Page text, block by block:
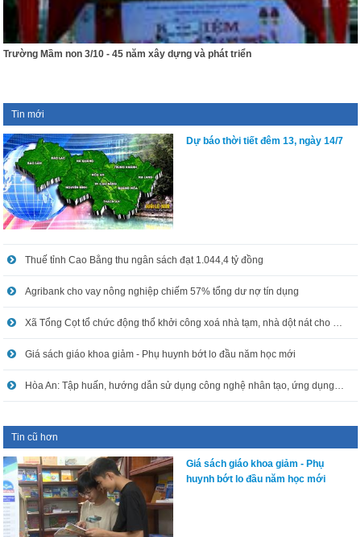
Trường Mầm non 3/10 - 45 năm xây dựng và phát triển
Tin mới
Dự báo thời tiết đêm 13, ngày 14/7
Thuế tỉnh Cao Bằng thu ngân sách đạt 1.044,4 tỷ đồng
Agribank cho vay nông nghiệp chiếm 57% tổng dư nợ tín dụng
Xã Tổng Cọt tổ chức động thổ khởi công xoá nhà tạm, nhà dột nát cho hộ nghèo
Giá sách giáo khoa giảm - Phụ huynh bớt lo đầu năm học mới
Hòa An: Tập huấn, hướng dẫn sử dụng công nghệ nhân tạo, ứng dụng công nghệ thông tin trong xử lý công việc
Tin cũ hơn
Giá sách giáo khoa giảm - Phụ
huynh bớt lo đầu năm học mới